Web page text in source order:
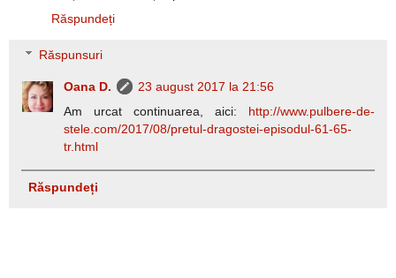
Răspundeți
Răspunsuri
Oana D.
23 august 2017 la 21:56
Am urcat continuarea, aici: http://www.pulbere-de-
stele.com/2017/08/pretul-dragostei-episodul-61-65-
tr.html
Răspundeți